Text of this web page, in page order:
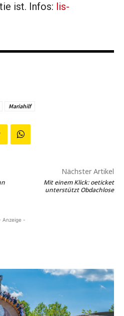
ist. Infos: lis-
Mariahilf
Nächster Artikel
Mit einem Klick: oeticket
unterstützt Obdachlose
Anzeige -